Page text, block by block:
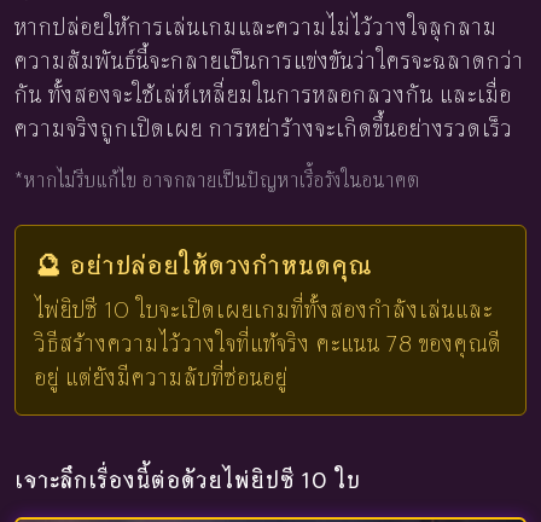
หากปล่อยให้การเล่นเกมและความไม่ไว้วางใจลุกลาม
ความสัมพันธ์นี้จะกลายเป็นการแข่งขันว่าใครจะฉลาดกว่า
กัน ทั้งสองจะใช้เล่ห์เหลี่ยมในการหลอกลวงกัน และเมื่อ
ความจริงถูกเปิดเผย การหย่าร้างจะเกิดขึ้นอย่างรวดเร็ว
*หากไม่รีบแก้ไข อาจกลายเป็นปัญหาเรื้อรังในอนาคต
🔮 อย่าปล่อยให้ดวงกำหนดคุณ
ไพ่ยิปซี 10 ใบจะเปิดเผยเกมที่ทั้งสองกำลังเล่นและ
วิธีสร้างความไว้วางใจที่แท้จริง คะแนน 78 ของคุณดี
อยู่ แต่ยังมีความลับที่ซ่อนอยู่
เจาะลึกเรื่องนี้ต่อด้วยไพ่ยิปซี 10 ใบ